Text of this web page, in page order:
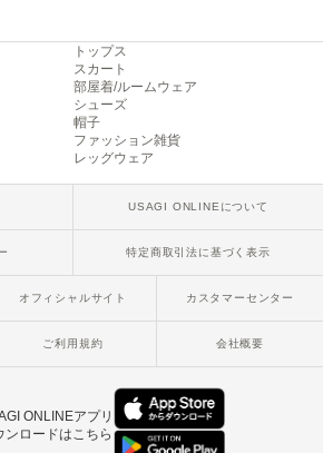
トップス
スカート
部屋着/ルームウェア
シューズ
帽子
ファッション雑貨
レッグウェア
USAGI ONLINEについて
特定商取引法に基づく表示
オフィシャルサイト カスタマーセンター
ご利用規約 会社概要
ONLINEアプリ
ンロードはこちら